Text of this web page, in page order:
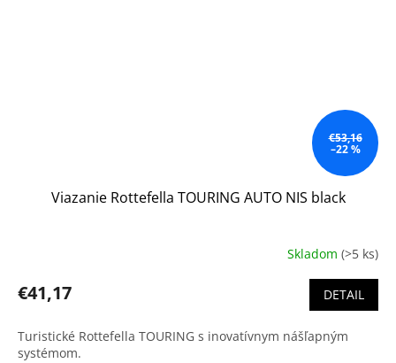
€53,16
–22 %
Viazanie Rottefella TOURING AUTO NIS black
Skladom (>5 ks)
€41,17 DETAIL
Turistické Rottefella TOURING s inovatívnym nášľapným
systémom.